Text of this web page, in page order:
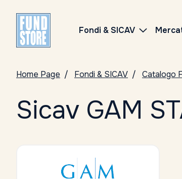
Fondi & SICAV
Home Page Fondi & SICAV Catalogo
Sicav GAM